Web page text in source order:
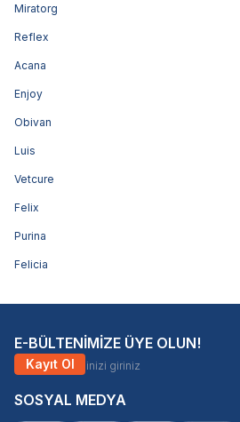
Miratorg
Reflex
Acana
Enjoy
Obivan
Luis
Vetcure
Felix
Purina
Felicia
E-BÜLTENİMİZE ÜYE OLUN!
Kayıt Ol
SOSYAL MEDYA